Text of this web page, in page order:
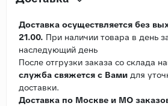
Доставка осуществляется без
21.00. При наличии товара в день
наследующий день
После отгрузки заказа со склада
служба свяжется с Вами для
доставки.
Доставка по Москве и МО